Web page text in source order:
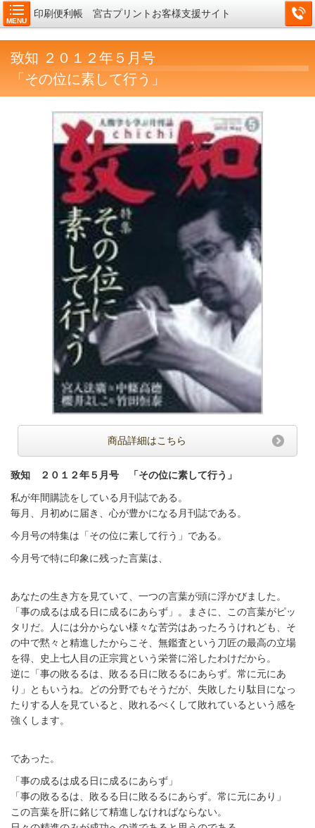
MENU
印刷便利帳 宮古プリントお客様支援サイト
致知 ２０１２年５月号
「その位に素して行う」
商品詳細はこちら
致知 ２０１２年５月号 「その位に素して行う」
私が年間購読をしている月刊誌である。
毎月、月初めに届き、心が豊かになる月刊誌である。
今月号の特集は「その位に素して行う」である。
今月号で特に印象に残った言葉は、
あなたの生き方を見ていて、一つの言葉が頭に浮かびました。
「事の成るは成る日に成るにあらず」。まさに、この言葉がピッ
タリだ。人には分からない様々な苦労はあったろうけれども、そ
の中で黙々と精進したからこそ、無鑑査という刀匠の最高の立場
を得、史上七人目の正宗賞という栄誉に浴したわけだから。
逆に「事の敗るるは、敗るる日に敗るるにあらず。常に元にあ
り」ともいうね。どの分野でもそうだが、失敗したり駄目になっ
たりする人を見ていると、敗れるべくして敗れているという感を
強くします。
であった。
「事の成るは成る日に成るにあらず」
「事の敗るるは、敗るる日に敗るるにあらず。常に元にあり」
この言葉を肝に銘じて精進しなければならない。